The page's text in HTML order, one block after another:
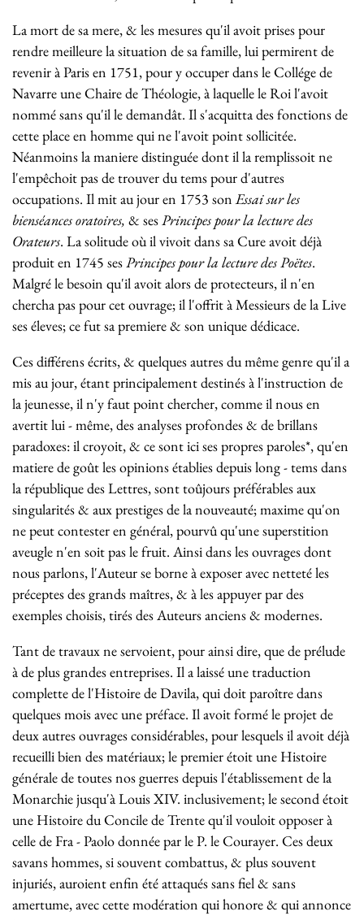
La mort de sa mere, & les mesures qu'il avoit prises pour
rendre meilleure la situation de sa famille, lui permirent de
revenir à Paris en 1751, pour y occuper dans le Collége de
Navarre une Chaire de Théologie, à laquelle le Roi l'avoit
nommé sans qu'il le demandât. Il s'acquitta des fonctions de
cette place en homme qui ne l'avoit point sollicitée.
Néanmoins la maniere distinguée dont il la remplissoit ne
l'empêchoit pas de trouver du tems pour d'autres
occupations. Il mit au jour en 1753 sonEssai sur les
bienséances oratoires, & sesPrincipes pour la lecture des
Orateurs. La solitude où il vivoit dans sa Cure avoit déjà
produit en 1745 sesPrincipes pour la lecture des Poëtes.
Malgré le besoin qu'il avoit alors de protecteurs, il n'en
chercha pas pour cet ouvrage; il l'offrit à Messieurs de la Live
ses éleves; ce fut sa premiere & son unique dédicace.
Ces différens écrits, & quelques autres du même genre qu'il a
mis au jour, étant principalement destinés à l'instruction de
la jeunesse, il n'y faut point chercher, comme il nous en
avertit lui - même, des analyses profondes & de brillans
paradoxes: il croyoit, & ce sont ici ses propres paroles*, qu'en
matiere de goût les opinions établies depuis long - tems dans
la république des Lettres, sont toûjours préférables aux
singularités & aux prestiges de la nouveauté; maxime qu'on
ne peut contester en général, pourvû qu'une superstition
aveugle n'en soit pas le fruit. Ainsi dans les ouvrages dont
nous parlons, l'Auteur se borne à exposer avec netteté les
préceptes des grands maîtres, & à les appuyer par des
exemples choisis, tirés des Auteurs anciens & modernes.
Tant de travaux ne servoient, pour ainsi dire, que de prélude
à de plus grandes entreprises. Il a laissé une traduction
complette de l'Histoire de Davila, qui doit paroître dans
quelques mois avec une préface. Il avoit formé le projet de
deux autres ouvrages considérables, pour lesquels il avoit déjà
recueilli bien des matériaux; le premier étoit une Histoire
générale de toutes nos guerres depuis l'établissement de la
Monarchie jusqu'à Louis XIV. inclusivement; le second étoit
une Histoire du Concile de Trente qu'il vouloit opposer à
celle de Fra - Paolo donnée par le P. le Courayer. Ces deux
savans hommes, si souvent combattus, & plus souvent
injuriés, auroient enfin été attaqués sans fiel & sans
amertume, avec cette modération qui honore & qui annonce